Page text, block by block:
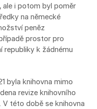
ale i potom byl poměr
na německé
peněz
prostor pro
republiky k žádnému
byla knihovna mimo
revize knihovního
V této době se knihovna